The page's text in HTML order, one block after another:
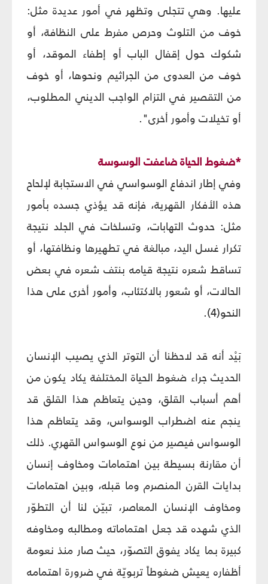
عليها. وهي تتجلى وتظهر في أمور عديدة مثل:
خوف من التلوث وحرص مفرط على النظافة، أو
شكوك حول إقفال الباب أو إطفاء الموقد، أو
خوف من العدوى من الجراثيم ونحوها، أو خوف
من التقصير في التزام الواجب الديني المطلوب،
أو تخيلات وأمور أخرى".
*ضغوط الحياة ضاعفت الوسوسة
وفي إطار اندفاع الوسواسي في الاستجابة لإلحاح
هذه الأفكار القهرية، فإنه قد يؤذي جسده بأمور
مثل: حدوث التهابات، وتسلخات في الجلد نتيجة
تكرار غسل اليد، مبالغة في تطهيرها ونظافتها، أو
تساقط شعره نتيجة قيامه بنتف شعره في بعض
الحالات، أو شعور بالاكتئاب، وأمور أخرى على هذا
النحو(4).
بَيْد أنه قد لاحظنا أن التوتر الذي يصيب الإنسان
الحديث جراء ضغوط الحياة المختلفة يكاد يكون من
أهم أسباب القلق، وحين يتعاظم هذا القلق قد
ينجم عنه اضطراب الوسواس، وقد يتعاظم هذا
الوسواس فيصير من نوع الوسواس القهري. ذلك
أن مقارنة بسيطة بين اهتمامات ومخاوف إنسان
بدايات القرن المنصرم وما قبله، وبين اهتمامات
ومخاوف الإنسان المعاصر، تبيّن لنا أن التطوّر
الذي شهده قد جعل اهتماماته ومطالبه ومخاوفه
كبيرة بما يكاد يفوق التصوّر، حيث صار منذ نعومة
أظفاره يعيش ضغوطاً تربويّة في ضرورة اهتمامه